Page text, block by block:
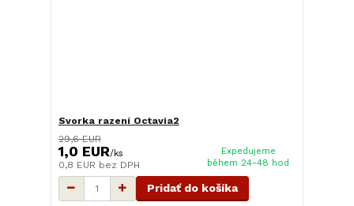
Svorka razení Octavia2
29,6 EUR
1,0 EUR/ks
0,8 EUR bez DPH
Expedujeme
během 24-48 hod
Pridať do košíka